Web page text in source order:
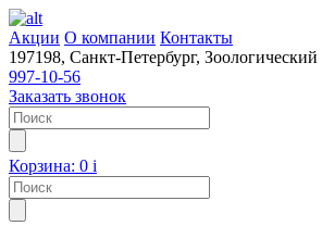
Акции О компании Контакты
197198, Санкт-Петербург,
997-10-56
Заказать звонок
Корзина: 0 i